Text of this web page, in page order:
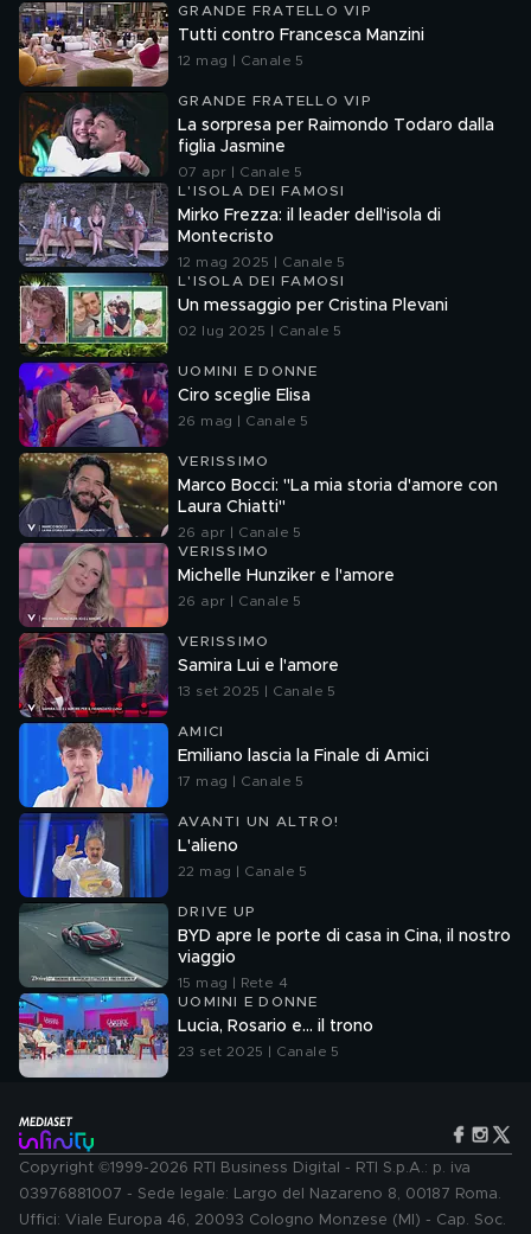
GRANDE FRATELLO VIP
Tutti contro Francesca Manzini
12 mag | Canale 5
GRANDE FRATELLO VIP
La sorpresa per Raimondo Todaro dalla
figlia Jasmine
07 apr | Canale 5
L'ISOLA DEI FAMOSI
Mirko Frezza: il leader dell'isola di
Montecristo
12 mag 2025 | Canale 5
L'ISOLA DEI FAMOSI
Un messaggio per Cristina Plevani
02 lug 2025 | Canale 5
UOMINI E DONNE
Ciro sceglie Elisa
26 mag | Canale 5
VERISSIMO
Marco Bocci: "La mia storia d'amore con
Laura Chiatti"
26 apr | Canale 5
VERISSIMO
Michelle Hunziker e l'amore
26 apr | Canale 5
VERISSIMO
Samira Lui e l'amore
13 set 2025 | Canale 5
AMICI
Emiliano lascia la Finale di Amici
17 mag | Canale 5
AVANTI UN ALTRO!
L'alieno
22 mag | Canale 5
DRIVE UP
BYD apre le porte di casa in Cina, il nostro
viaggio
15 mag | Rete 4
UOMINI E DONNE
Lucia, Rosario e... il trono
23 set 2025 | Canale 5
Copyright ©1999-2026 RTI Business Digital - RTI S.p.A.: p. iva
03976881007 - Sede legale: Largo del Nazareno 8, 00187 Roma.
Uffici: Viale Europa 46, 20093 Cologno Monzese (MI) - Cap. Soc.